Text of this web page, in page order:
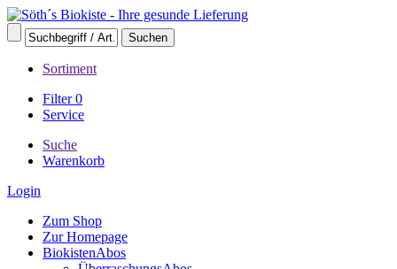
Sortiment
Filter0
Service
Suche
Warenkorb
Login
Zum Shop
Zur Homepage
BiokistenAbos